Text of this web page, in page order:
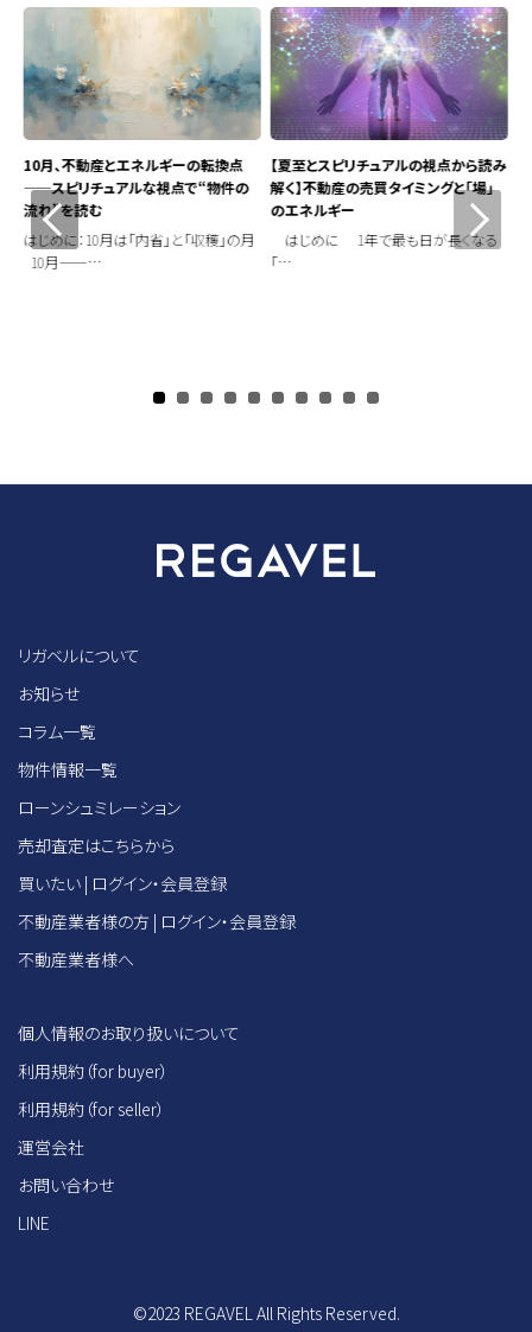
10月、不動産とエネルギーの転換点
——スピリチュアルな視点で“物件の
流れ”を読む
はじめに：10月は「内省」と「収穫」の月
10月——…
【夏至とスピリチュアルの視点から読み
解く】不動産の売買タイミングと「場」
のエネルギー
はじめに 1年で最も日が長くなる
「…
リガベルについて
お知らせ
コラム一覧
物件情報一覧
ローンシュミレーション
売却査定はこちらから
買いたい | ログイン・会員登録
不動産業者様の方 | ログイン・会員登録
不動産業者様へ
個人情報のお取り扱いについて
利用規約（for buyer）
利用規約（for seller）
運営会社
お問い合わせ
LINE
©2023 REGAVEL All Rights Reserved.